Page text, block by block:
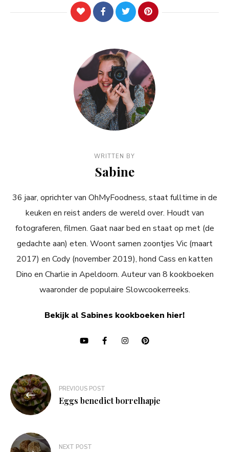
WRITTEN BY
Sabine
36 jaar, oprichter van OhMyFoodness, staat fulltime in de
keuken en reist anders de wereld over. Houdt van
fotograferen, filmen. Gaat naar bed en staat op met (de
gedachte aan) eten. Woont samen zoontjes Vic (maart
2017) en Cody (november 2019), hond Cass en katten
Dino en Charlie in Apeldoorn. Auteur van 8 kookboeken
waaronder de populaire Slowcookerreeks.
Bekijk al Sabines kookboeken hier!
Bericht
navigatie
PREVIOUS POST
Eggs benedict borrelhapje
NEXT POST